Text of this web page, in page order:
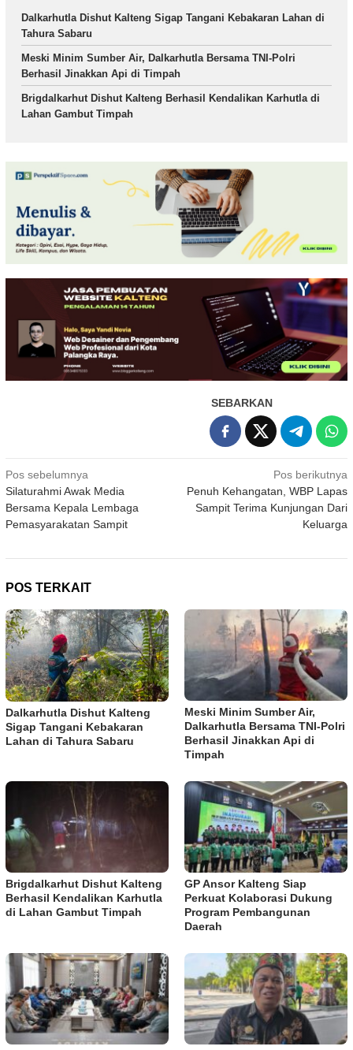
Dalkarhutla Dishut Kalteng Sigap Tangani Kebakaran Lahan di
Tahura Sabaru
Meski Minim Sumber Air, Dalkarhutla Bersama TNI-Polri
Berhasil Jinakkan Api di Timpah
Brigdalkarhut Dishut Kalteng Berhasil Kendalikan Karhutla di
Lahan Gambut Timpah
SEBARKAN
Navigasi
pos
Pos sebelumnya
Silaturahmi Awak Media
Bersama Kepala Lembaga
Pemasyarakatan Sampit
Pos berikutnya
Penuh Kehangatan, WBP Lapas
Sampit Terima Kunjungan Dari
Keluarga
POS TERKAIT
Dalkarhutla Dishut Kalteng
Sigap Tangani Kebakaran
Lahan di Tahura Sabaru
Meski Minim Sumber Air,
Dalkarhutla Bersama TNI-Polri
Berhasil Jinakkan Api di
Timpah
Brigdalkarhut Dishut Kalteng
Berhasil Kendalikan Karhutla
di Lahan Gambut Timpah
GP Ansor Kalteng Siap
Perkuat Kolaborasi Dukung
Program Pembangunan
Daerah